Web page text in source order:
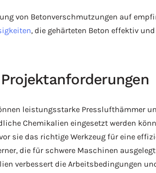
von Betonverschmutzungen auf
, die gehärteten Beton effektiv
leistungsstarke Presslufthämmer
Chemikalien eingesetzt werden
sie das richtige Werkzeug für eine
die für schwere Maschinen
verbessert die Arbeitsbedingungen